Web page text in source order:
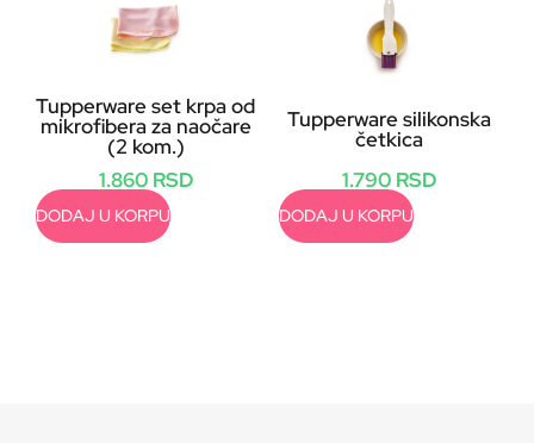
Tupperware set krpa od
mikrofibera za naočare
(2 kom.)
1.860 RSD
DODAJ U KORPU
Tupperware silikonska
četkica
1.790 RSD
DODAJ U KORPU